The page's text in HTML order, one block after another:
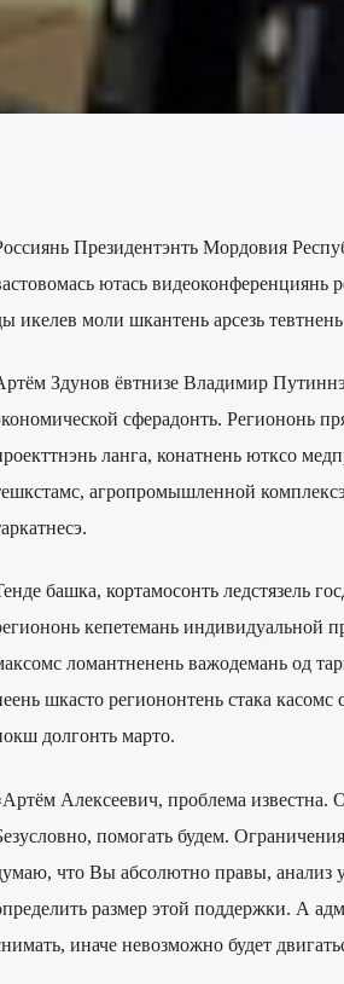
Президентэнть Мордовия
ютась видеоконференциянь
икелев моли шкантень арсезь
Здунов ёвтнизе Владимир
сферадонть. Региононь
ланга, конатнень ютксо
агропромышленной
башка, кортамосонть ледстязель
кепетемань индивидуальной
ломантненень важодемань од
шкасто региононтень стака
долгонть марто.
Алексеевич, проблема известна.
помогать будем.
что Вы абсолютно правы, анализ
размер этой поддержки. А
иначе невозможно будет